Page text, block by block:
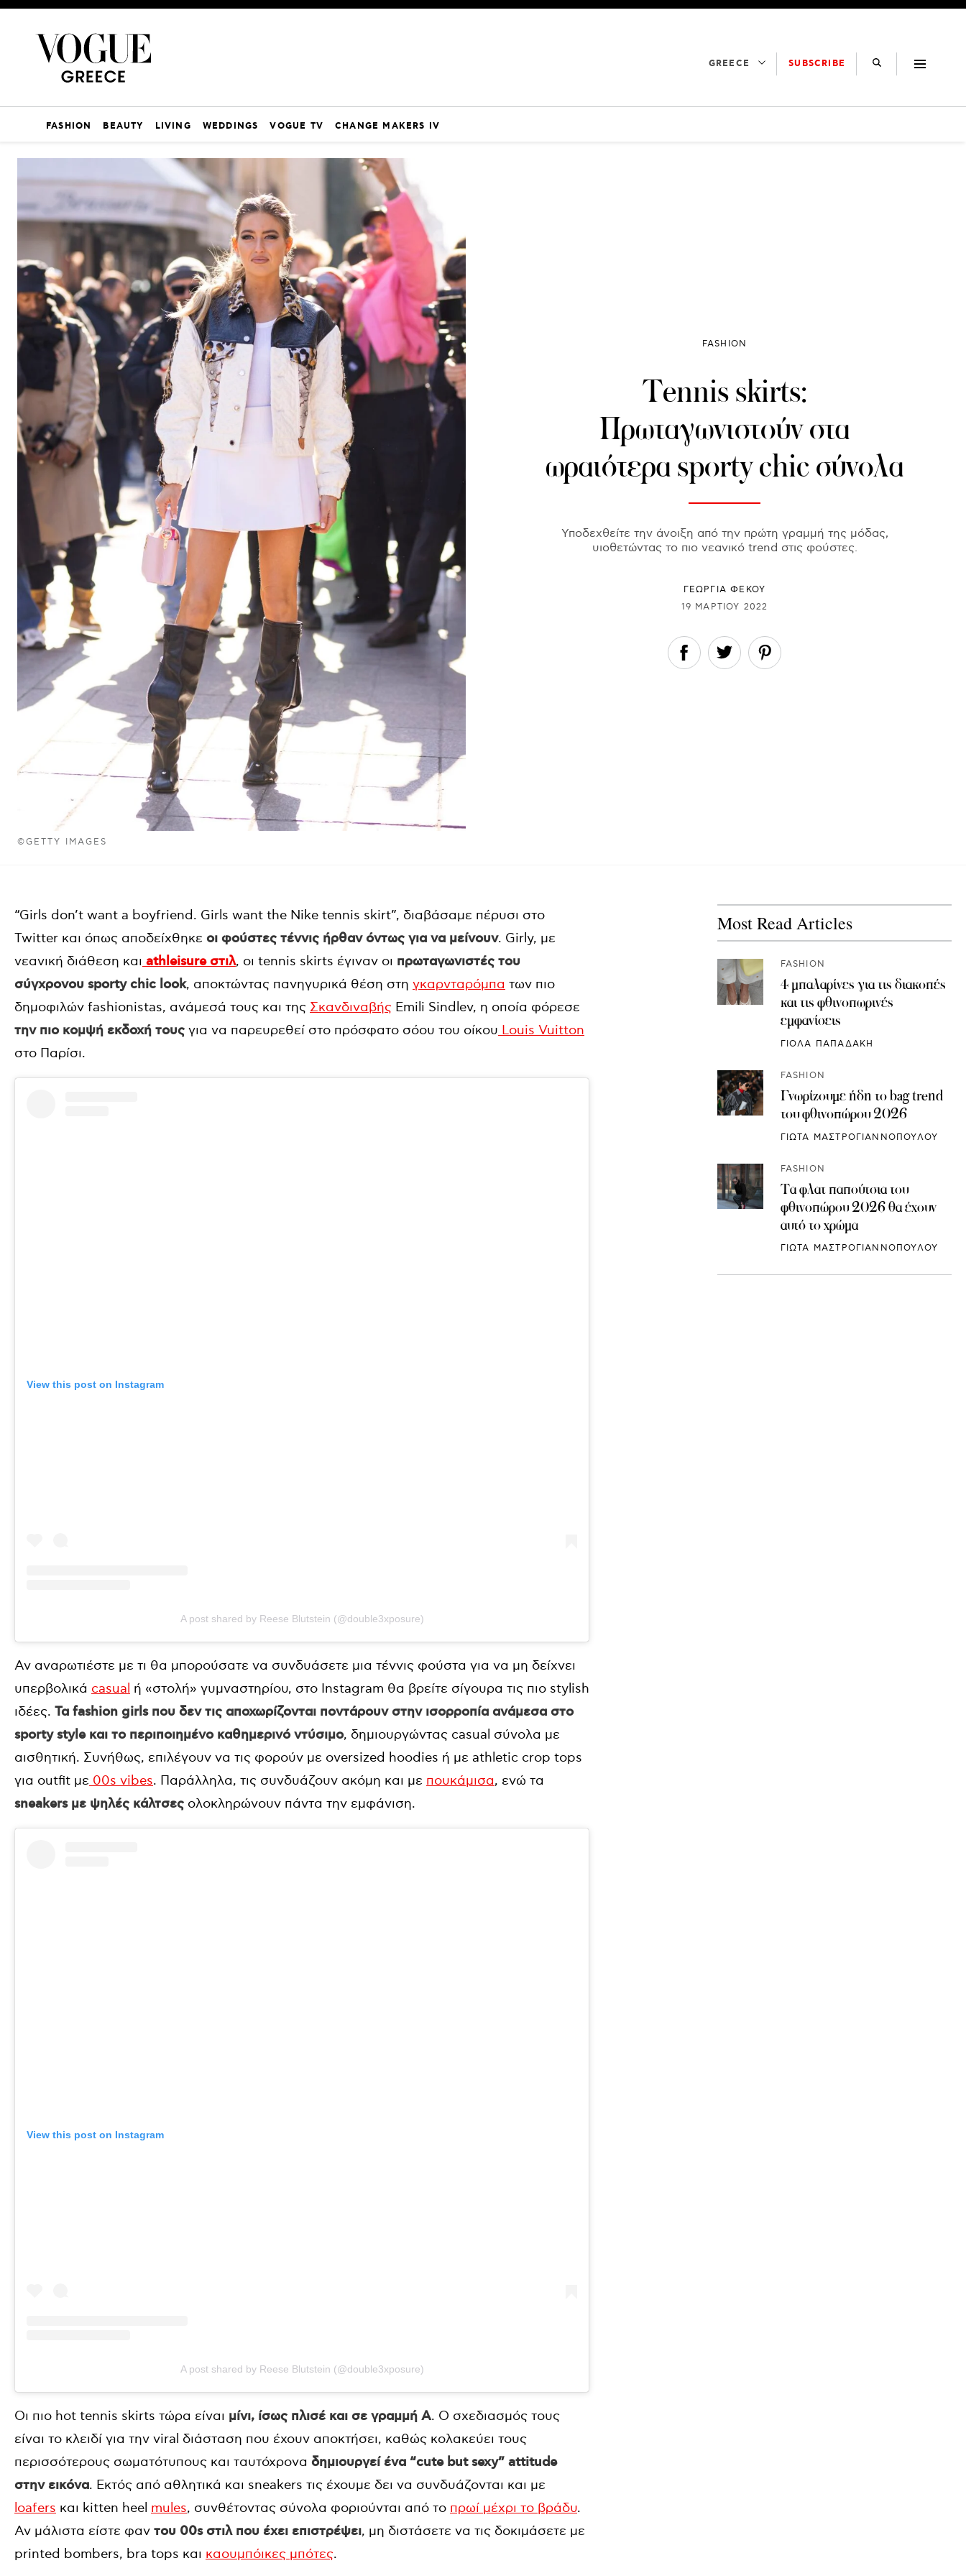
GREECE SUBSCRIBE
FASHION BEAUTY LIVING WEDDINGS VOGUE TV CHANGE MAKERS IV
©GETTY IMAGES
FASHION
Tennis skirts:
Πρωταγωνιστούν στα
ωραιότερα sporty chic σύνολα
Υποδεχθείτε την άνοιξη από την πρώτη γραμμή της μόδας,
υιοθετώντας το πιο νεανικό trend στις φούστες.
ΓΕΩΡΓΙΑ ΦΕΚΟΥ
19 ΜΑΡΤΊΟΥ 2022
“Girls don’t want a boyfriend. Girls want the Nike tennis skirt”, διαβάσαμε πέρυσι στο
Twitter και όπως αποδείχθηκε οι φούστες τέννις ήρθαν όντως για να μείνουν. Girly, με
νεανική διάθεση και athleisure στιλ, οι tennis skirts έγιναν οι πρωταγωνιστές του
σύγχρονου sporty chic look, αποκτώντας πανηγυρικά θέση στη γκαρνταρόμπα των πιο
δημοφιλών fashionistas, ανάμεσά τους και της Σκανδιναβής Εmili Sindlev, η οποία φόρεσε
την πιο κομψή εκδοχή τους για να παρευρεθεί στο πρόσφατο σόου του οίκου Louis Vuitton
στο Παρίσι.
View this post on Instagram
A post shared by Reese Blutstein (@double3xposure)
Αν αναρωτιέστε με τι θα μπορούσατε να συνδυάσετε μια τέννις φούστα για να μη δείχνει
υπερβολικά casual ή «στολή» γυμναστηρίου, στο Instagram θα βρείτε σίγουρα τις πιο stylish
ιδέες. Τα fashion girls που δεν τις αποχωρίζονται ποντάρουν στην ισορροπία ανάμεσα στο
sporty style και το περιποιημένο καθημερινό ντύσιμο, δημιουργώντας casual σύνολα με
αισθητική. Συνήθως, επιλέγουν να τις φορούν με oversized hoodies ή με athletic crop tops
για outfit με 00s vibes. Παράλληλα, τις συνδυάζουν ακόμη και με πουκάμισα, ενώ τα
sneakers με ψηλές κάλτσες ολοκληρώνουν πάντα την εμφάνιση.
View this post on Instagram
A post shared by Reese Blutstein (@double3xposure)
Οι πιο hot tennis skirts τώρα είναι μίνι, ίσως πλισέ και σε γραμμή Α. Ο σχεδιασμός τους
είναι το κλειδί για την viral διάσταση που έχουν αποκτήσει, καθώς κολακεύει τους
περισσότερους σωματότυπους και ταυτόχρονα δημιουργεί ένα “cute but sexy” attitude
στην εικόνα. Εκτός από αθλητικά και sneakers τις έχουμε δει να συνδυάζονται και με
loafers και kitten heel mules, συνθέτοντας σύνολα φοριούνται από το πρωί μέχρι το βράδυ.
Αν μάλιστα είστε φαν του 00s στιλ που έχει επιστρέψει, μη διστάσετε να τις δοκιμάσετε με
printed bombers, bra tops και καουμπόικες μπότες.
Most Read Articles
FASHION
4 μπαλαρίνες για τις διακοπές
και τις φθινοπωρινές
εμφανίσεις
ΓΙΟΛΑ ΠΑΠΑΔΑΚΗ
FASHION
Γνωρίζουμε ήδη το bag trend
του φθινοπώρου 2026
ΓΙΩΤΑ ΜΑΣΤΡΟΓΙΑΝΝΟΠΟΥΛΟΥ
FASHION
Τα φλατ παπούτσια του
φθινοπώρου 2026 θα έχουν
αυτό το χρώμα
ΓΙΩΤΑ ΜΑΣΤΡΟΓΙΑΝΝΟΠΟΥΛΟΥ